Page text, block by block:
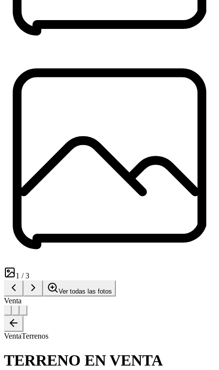
1 /3
Ver todas las fotos
Venta
VentaTerrenos
TERRENO EN VENTA